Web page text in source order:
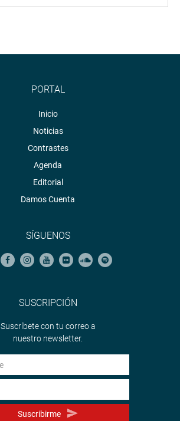
PORTAL
Inicio
Noticias
Contrastes
Agenda
Editorial
Damos Cuenta
SÍGUENOS
SUSCRIPCIÓN
Suscríbete con tu correo a
nuestro newsletter.
Suscribirme